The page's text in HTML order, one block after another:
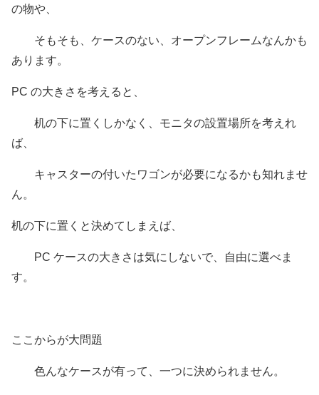
の物や、
そもそも、ケースのない、オープンフレームなんかも
あります。
PC の大きさを考えると、
机の下に置くしかなく、モニタの設置場所を考えれ
ば、
キャスターの付いたワゴンが必要になるかも知れませ
ん。
机の下に置くと決めてしまえば、
PC ケースの大きさは気にしないで、自由に選べま
す。
ここからが大問題
色んなケースが有って、一つに決められません。